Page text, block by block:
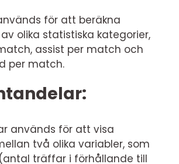
för att beräkna
olika statistiska kategorier,
assist per match och
per match.
används för att visa
två olika variabler, som
träffar i förhållande till